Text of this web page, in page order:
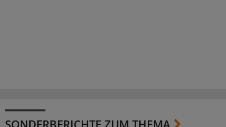
SONDERBERICHTE ZUM THEMA